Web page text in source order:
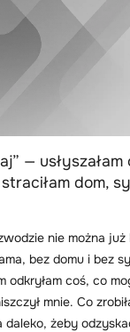
—
dom,
nie można
bez domu i bez
odkryłam coś, co
mnie. Co
daleko, żeby